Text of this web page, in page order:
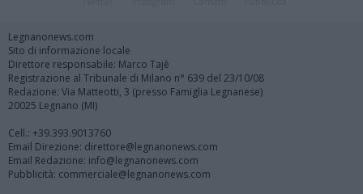
Legnanonews.com
Sito di informazione locale
Direttore responsabile: Marco Tajè
Registrazione al Tribunale di Milano n° 639 del 23/10/08
Redazione: Via Matteotti, 3 (presso Famiglia Legnanese)
20025 Legnano (MI)
Cell.: +39.393.9013760
Email Direzione: direttore@legnanonews.com
Email Redazione: info@legnanonews.com
Pubblicità: commerciale@legnanonews.com